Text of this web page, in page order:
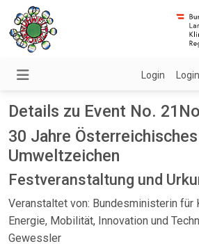
Login
Details zu Event No.
30 Jahre Österreichisches
Umweltzeichen
Festveranstaltung und
Veranstaltet von: Bundesministerin für
Energie, Mobilität, Innovation und
Gewessler